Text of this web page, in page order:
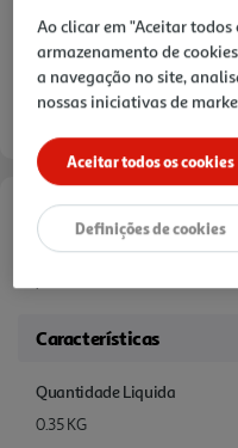
Informações de Marketing
.
Características
Quantidade Liquida
0.35 KG
Ao clicar em "Aceitar todos
armazenamento de
a navegação no site,
nossas iniciativas de
Aceitar todos os cookies
Definições de cookies